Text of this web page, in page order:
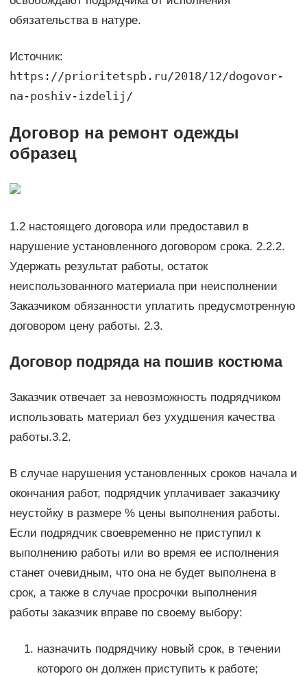
обязательства в натуре.
Источник:
https://prioritetspb.ru/2018/12/dogovor-
na-poshiv-izdelij/
Договор на ремонт одежды
образец
1.2 настоящего договора или предоставил в
нарушение установленного договором срока. 2.2.2.
Удержать результат работы, остаток
неиспользованного материала при неисполнении
Заказчиком обязанности уплатить предусмотренную
договором цену работы. 2.3.
Договор подряда на пошив костюма
Заказчик отвечает за невозможность подрядчиком
использовать материал без ухудшения качества
работы.3.2.
В случае нарушения установленных сроков начала и
окончания работ, подрядчик уплачивает заказчику
неустойку в размере % цены выполнения работы.
Если подрядчик своевременно не приступил к
выполнению работы или во время ее исполнения
станет очевидным, что она не будет выполнена в
срок, а также в случае просрочки выполнения
работы заказчик вправе по своему выбору:
назначить подрядчику новый срок, в течении
которого он должен приступить к работе;